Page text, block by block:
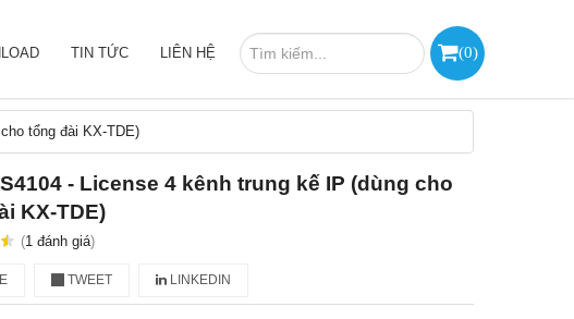
(0)
TIN TỨC LIÊN HỆ
tổng đài KX-TDE)
- License 4 kênh trung kế IP (dùng cho
KX-TDE)
(1 đánh giá)
TWEET LINKEDIN